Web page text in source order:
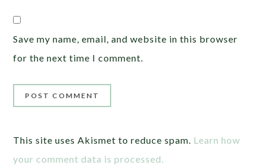
Save my name, email, and website in this browser
for the next time I comment.
This site uses Akismet to reduce spam. Learn how
your comment data is processed.